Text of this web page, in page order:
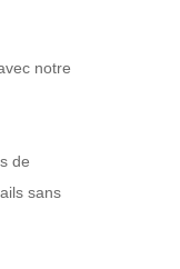
notre
de
sans